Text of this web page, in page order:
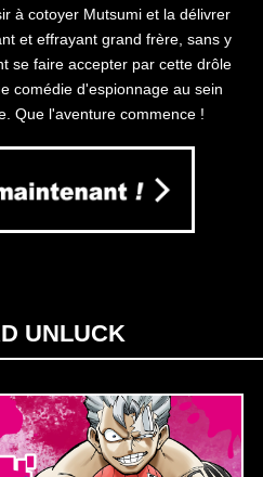
à cotoyer Mutsumi et la délivrer
et effrayant grand frère, sans y
se faire accepter par cette drôle
comédie d'espionnage au sein
Que l'aventure commence !
UNLUCK